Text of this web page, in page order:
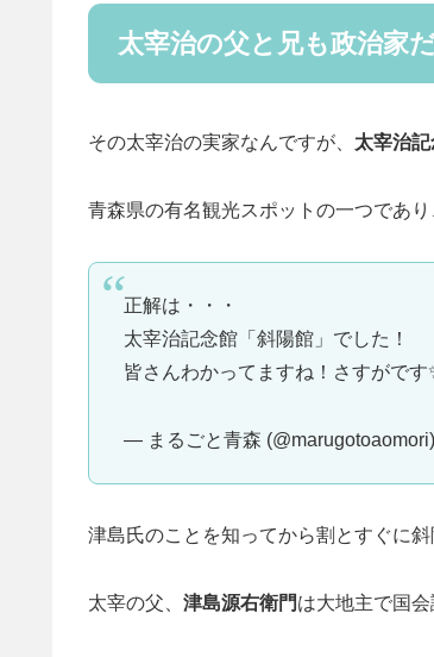
太宰治の父と兄も政治家
その太宰治の実家なんですが、 太宰治記
青森県の有名観光スポットの一つであ
正解は・・・
太宰治記念館「斜陽館」でした！
皆さんわかってますね！さすがです
— まるごと青森 (@marugotoaomori)
津島氏のことを知ってから割とすぐに
太宰の父、 津島源右衛門は大地主で国